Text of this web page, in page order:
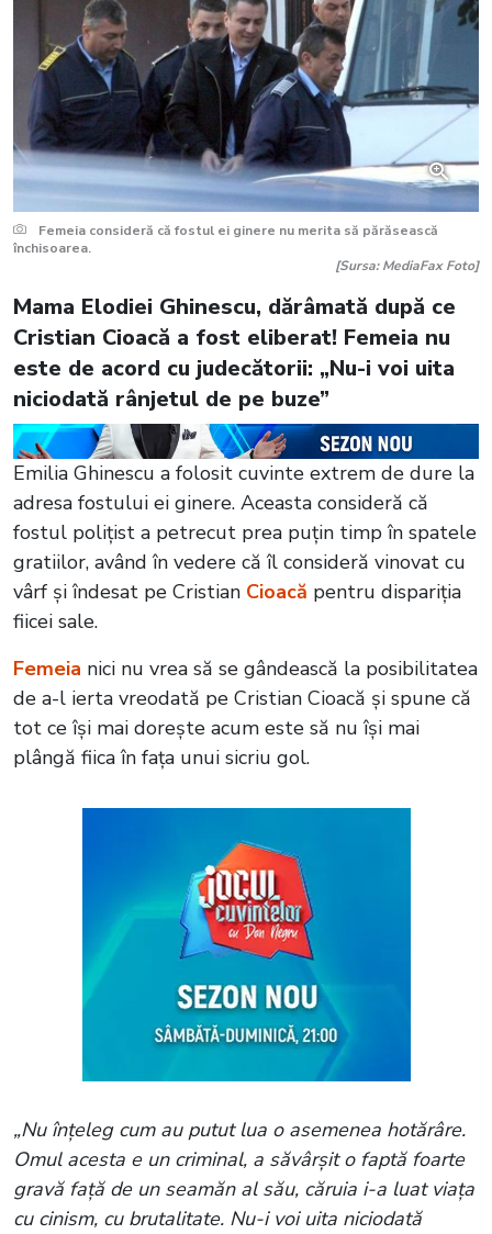
Femeia consideră că fostul ei ginere nu merita să părăsească
închisoarea.
[Sursa: MediaFax Foto]
Mama Elodiei Ghinescu, dărâmată după ce
Cristian Cioacă a fost eliberat! Femeia nu
este de acord cu judecătorii: „Nu-i voi uita
niciodată rânjetul de pe buze”
Emilia Ghinescu a folosit cuvinte extrem de dure la
adresa fostului ei ginere. Aceasta consideră că
fostul polițist a petrecut prea puțin timp în spatele
gratiilor, având în vedere că îl consideră vinovat cu
vârf și îndesat pe Cristian Cioacă pentru dispariția
fiicei sale.
Femeia nici nu vrea să se gândească la posibilitatea
de a-l ierta vreodată pe Cristian Cioacă și spune că
tot ce își mai dorește acum este să nu își mai
plângă fiica în fața unui sicriu gol.
„Nu înțeleg cum au putut lua o asemenea hotărâre.
Omul acesta e un criminal, a săvârșit o faptă foarte
gravă față de un seamăn al său, căruia i-a luat viața
cu cinism, cu brutalitate. Nu-i voi uita niciodată